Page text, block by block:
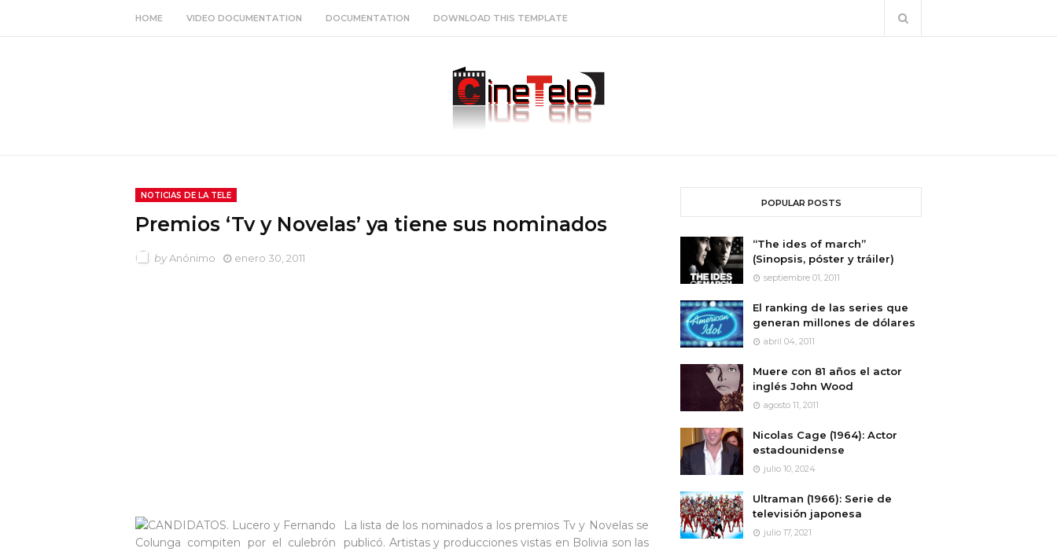
HOME VIDEO DOCUMENTATION DOCUMENTATION DOWNLOAD THIS TEMPLATE
NOTICIAS DE LA TELE
Premios ‘Tv y Novelas’ ya tiene sus nominados
byAnónimo enero 30, 2011
La lista de los nominados a los premios Tv y Novelas se
publicó. Artistas y producciones vistas en Bolivia son las
POPULAR POSTS
“The ides of march”
(Sinopsis, póster y tráiler)
septiembre 01, 2011
El ranking de las series que
generan millones de dólares
abril 04, 2011
Muere con 81 años el actor
inglés John Wood
agosto 11, 2011
Nicolas Cage (1964): Actor
estadounidense
julio 10, 2024
Ultraman (1966): Serie de
televisión japonesa
julio 17, 2021